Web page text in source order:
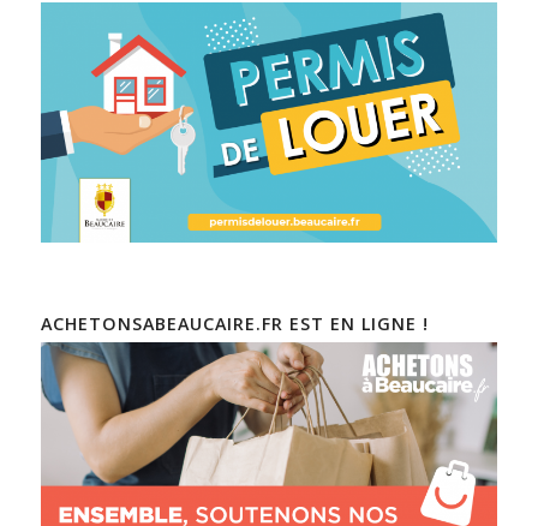
ACHETONSABEAUCAIRE.FR EST EN LIGNE !